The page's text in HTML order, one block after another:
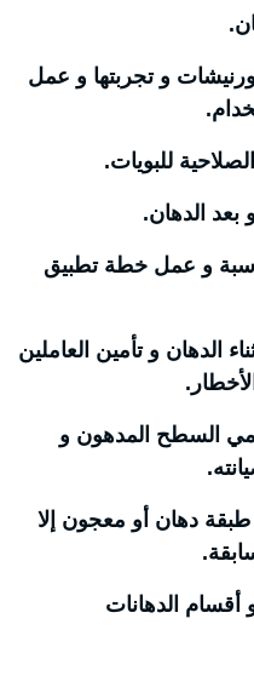
و تجربتها و عمل
للبويات.
بعد الدهان.
و عمل خطة تطبيق
الدهان و تأمين العاملين
السطح المدهون و
دهان أو معجون إلا
الدهانات